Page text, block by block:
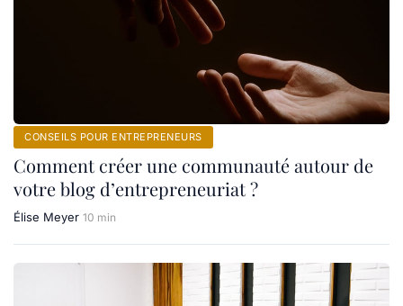
CONSEILS POUR ENTREPRENEURS
Comment créer une communauté autour de
votre blog d’entrepreneuriat ?
Élise Meyer 10 min